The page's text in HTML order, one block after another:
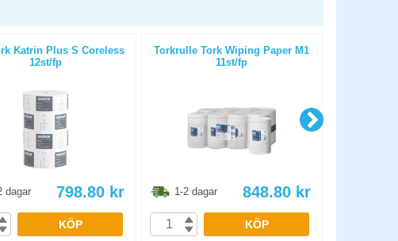
Katrin Plus S Coreless
12st/fp
dagar 798.80 kr
KÖP
Torkrulle Tork Wiping Paper M1
11st/fp
1-2 dagar 848.80 kr
KÖP